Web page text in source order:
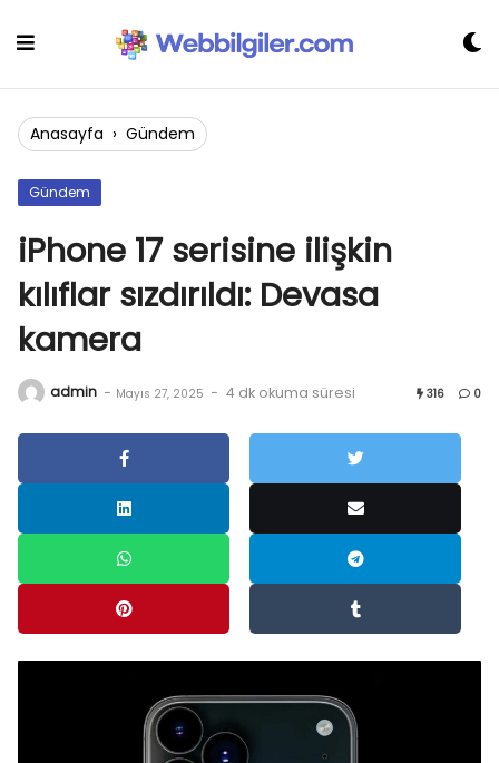
Anasayfa › Gündem
Gündem
iPhone 17 serisine ilişkin
kılıflar sızdırıldı: Devasa
kamera
admin - Mayıs 27, 2025 - 4 dk okuma süresi 316 0